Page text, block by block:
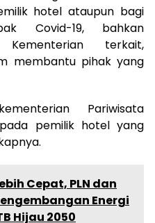
hotel ataupun bagi
Covid-19, bahkan
terkait,
membantu pihak yang
Pariwisata
pemilik hotel yang
Cepat, PLN dan
Energi
Hijau 2050